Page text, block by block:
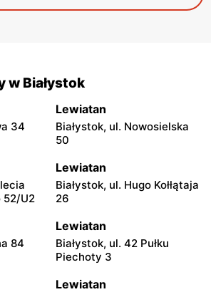
w Białystok
34
Lewiatan
Białystok, ul. Nowosielska
50
52/U2
Lewiatan
Białystok, ul. Hugo Kołłątaja
26
84
Lewiatan
Białystok, ul. 42 Pułku
Piechoty 3
Lewiatan